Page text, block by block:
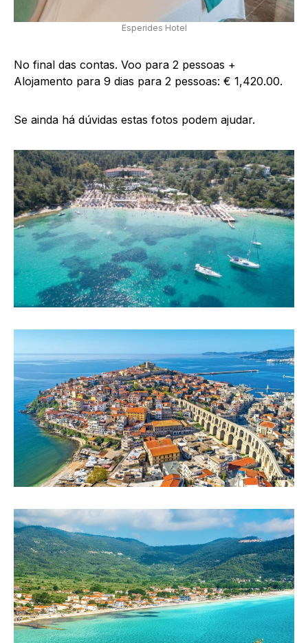
Esperides Hotel
No final das contas. Voo para 2 pessoas +
Alojamento para 9 dias para 2 pessoas: € 1,420.00.
Se ainda há dúvidas estas fotos podem ajudar.